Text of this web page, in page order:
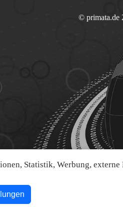
Statistik, Werbung,
© primata.de